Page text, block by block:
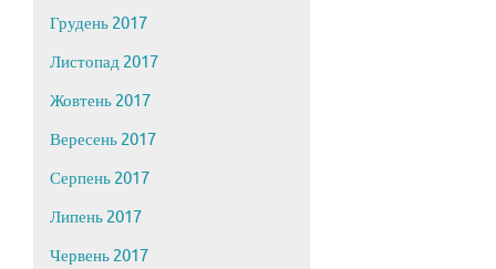
Грудень 2017
Листопад 2017
Жовтень 2017
Вересень 2017
Серпень 2017
Липень 2017
Червень 2017